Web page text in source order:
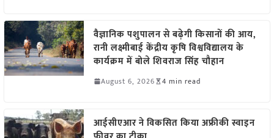
वैज्ञानिक पशुपालन से बढ़ेगी किसानों की आय,
रानी लक्ष्मीबाई केंद्रीय कृषि विश्वविद्यालय के
कार्यक्रम में बोले शिवराज सिंह चौहान
August 6, 2026 4 min read
आईसीएआर ने विकसित किया अफ्रीकी स्वाइन